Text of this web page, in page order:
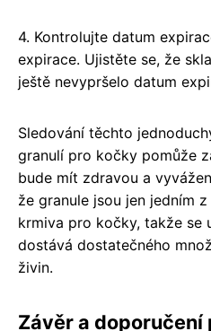
4. Kontrolujte datum
expirace. Ujistěte se, že
ještě nevypršelo datum
Sledování těchto
granulí pro kočky pomůže
bude mít zdravou a
že granule jsou jen jedním
krmiva pro kočky, takže se
dostává dostatečného
živin.
Závěr a